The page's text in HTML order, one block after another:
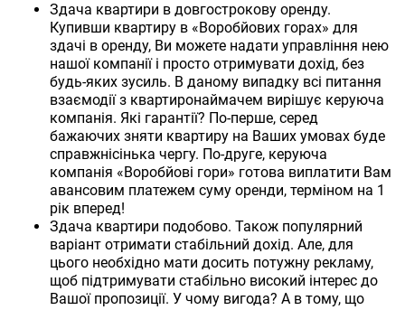
Здача квартири в довгострокову оренду.
Купивши квартиру в «Воробйових горах» для
здачі в оренду, Ви можете надати управління нею
нашої компанії і просто отримувати дохід, без
будь-яких зусиль. В даному випадку всі питання
взаємодії з квартиронаймачем вирішує керуюча
компанія. Які гарантії? По-перше, серед
бажаючих зняти квартиру на Ваших умовах буде
справжнісінька чергу. По-друге, керуюча
компанія «Воробйові гори» готова виплатити Вам
авансовим платежем суму оренди, терміном на 1
рік вперед!
Здача квартири подобово. Також популярний
варіант отримати стабільний дохід. Але, для
цього необхідно мати досить потужну рекламу,
щоб підтримувати стабільно високий інтерес до
Вашої пропозиції. У чому вигода? А в тому, що